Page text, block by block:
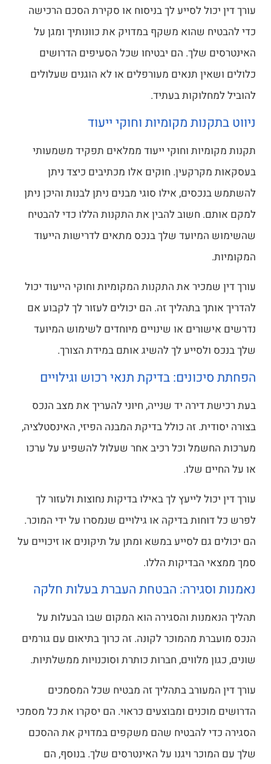
עורך דין יכול לסייע לך בניסוח או סקירת הסכם הרכישה
כדי להבטיח שהוא משקף במדויק את כוונותיך ומגן על
האינטרסים שלך. הם יבטיחו שכל הסעיפים הדרושים
כלולים ושאין תנאים מעורפלים או לא הוגנים שעלולים
להוביל למחלוקות בעתיד.
ניווט בתקנות מקומיות וחוקי ייעוד
תקנות מקומיות וחוקי ייעוד ממלאים תפקיד משמעותי
בעסקאות מקרקעין. חוקים אלו מכתיבים כיצד ניתן
להשתמש בנכסים, אילו סוגי מבנים ניתן לבנות והיכן ניתן
למקם אותם. חשוב להבין את התקנות הללו כדי להבטיח
שהשימוש המיועד שלך בנכס מתאים לדרישות הייעוד
המקומיות.
עורך דין שמכיר את התקנות המקומיות וחוקי הייעוד יכול
להדריך אותך בתהליך זה. הם יכולים לעזור לך לקבוע אם
נדרשים אישורים או שינויים מיוחדים לשימוש המיועד
שלך בנכס ולסייע לך להשיג אותם במידת הצורך.
הפחתת סיכונים: בדיקת תנאי רכוש וגילויים
בעת רכישת דירה יד שנייה, חיוני להעריך את מצב הנכס
בצורה יסודית. זה כולל בדיקת המבנה הפיזי, האינסטלציה,
מערכות החשמל וכל רכיב אחר שעלול להשפיע על ערכו
או על החיים שלו.
עורך דין יכול לייעץ לך באילו בדיקות נחוצות ולעזור לך
לפרש כל דוחות בדיקה או גילויים שנמסרו על ידי המוכר.
הם יכולים גם לסייע במשא ומתן על תיקונים או זיכויים על
סמך ממצאי הבדיקות הללו.
נאמנות וסגירה: הבטחת העברת בעלות חלקה
תהליך הנאמנות והסגירה הוא המקום שבו הבעלות על
הנכס מועברת מהמוכר לקונה. זה כרוך בתיאום עם גורמים
שונים, כגון מלווים, חברות כותרת וסוכנויות ממשלתיות.
עורך דין המעורב בתהליך זה מבטיח שכל המסמכים
הדרושים מוכנים ומבוצעים כראוי. הם יסקרו את כל מסמכי
הסגירה כדי להבטיח שהם משקפים במדויק את ההסכם
שלך עם המוכר ויגנו על האינטרסים שלך. בנוסף, הם